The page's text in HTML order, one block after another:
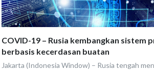
COVID-19 – Rusia kembangkan sistem
berbasis kecerdasan buatan
Jakarta (Indonesia Window) – Rusia tengah